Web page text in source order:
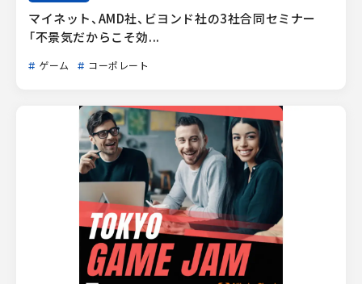
マイネット、AMD社、ビヨンド社の3社合同セミナー
「不景気だからこそ効...
ゲーム コーポレート